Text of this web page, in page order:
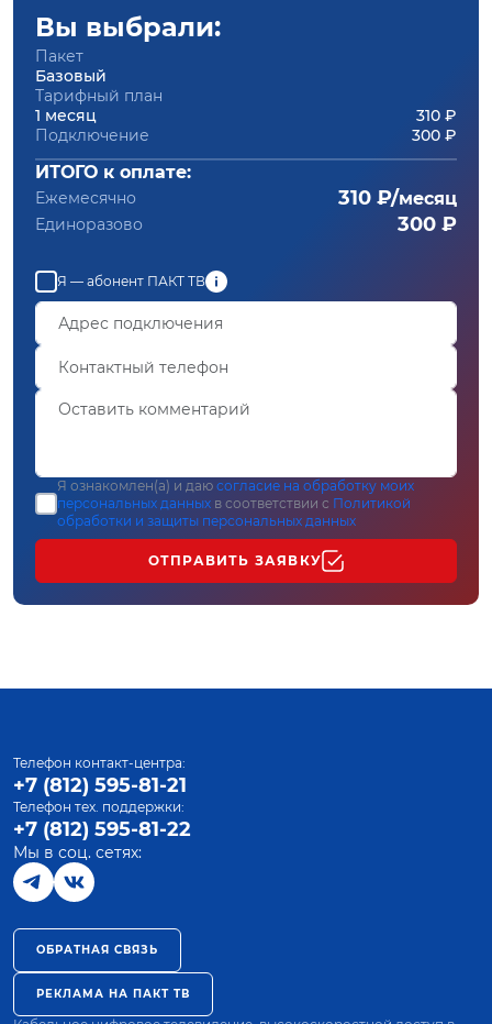
Вы выбрали:
Пакет
Базовый
Тарифный план
1 месяц
310 ₽
Подключение
300 ₽
ИТОГО к оплате:
Ежемесячно 310 ₽/месяц
Единоразово 300 ₽
Я — абонент ПАКТ ТВ
Я ознакомлен(а) и даю согласие на обработку моих
персональных данных в соответствии с Политикой
обработки и защиты персональных данных
ОТПРАВИТЬ ЗАЯВКУ
Телефон контакт-центра:
+7 (812) 595-81-21
Телефон тех. поддержки:
+7 (812) 595-81-22
Мы в соц. сетях:
ОБРАТНАЯ СВЯЗЬ
РЕКЛАМА НА ПАКТ ТВ